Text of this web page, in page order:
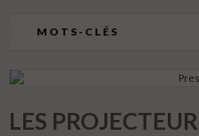
MOTS-CLÉS
LES